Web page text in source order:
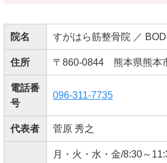
院名 すがはら筋整骨院 ／
住所 〒860-0844 熊本県熊本
電話番
号
096-311-7735
代表者 菅原 秀之
月・火・水・金/8:30～